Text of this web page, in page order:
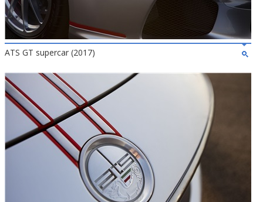
ATS GT supercar (2017)